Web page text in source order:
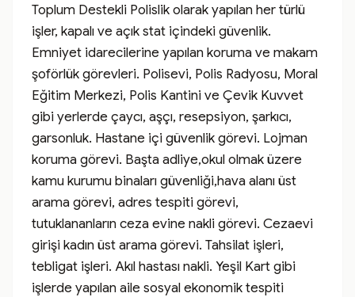
Toplum Destekli Polislik olarak yapılan her türlü
işler, kapalı ve açık stat içindeki güvenlik.
Emniyet idarecilerine yapılan koruma ve makam
şoförlük görevleri. Polisevi, Polis Radyosu, Moral
Eğitim Merkezi, Polis Kantini ve Çevik Kuvvet
gibi yerlerde çaycı, aşçı, resepsiyon, şarkıcı,
garsonluk. Hastane içi güvenlik görevi. Lojman
koruma görevi. Başta adliye,okul olmak üzere
kamu kurumu binaları güvenliği,hava alanı üst
arama görevi, adres tespiti görevi,
tutuklananların ceza evine nakli görevi. Cezaevi
girişi kadın üst arama görevi. Tahsilat işleri,
tebligat işleri. Akıl hastası nakli. Yeşil Kart gibi
işlerde yapılan aile sosyal ekonomik tespiti